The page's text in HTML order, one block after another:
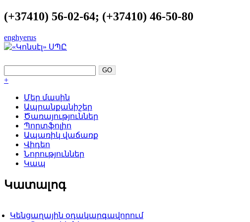
(+37410) 56-02-64; (+37410) 46-50-80
enghyerus
+
Մեր մասին
Ապրանքանիշեր
Ծառայություններ
Պորտֆոլիո
Ապառիկ վաճառք
Վիդեո
Նորություններ
Կապ
Կատալոգ
Կենցաղային օդակարգավորում